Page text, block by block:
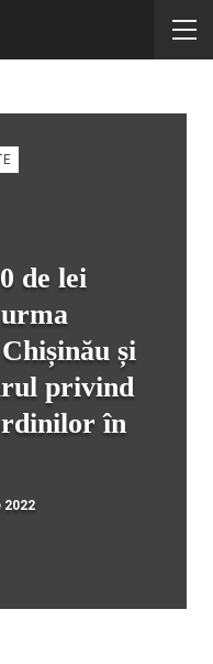
de lei
și
privind
în
2022